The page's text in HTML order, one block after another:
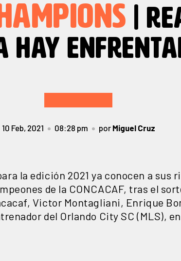
|
HAY
10 Feb, 2021 08:28 pm por Miguel Cruz
la edición 2021 ya conocen a sus
de la CONCACAF, tras el
Victor Montagliani, Enrique
del Orlando City SC (MLS),